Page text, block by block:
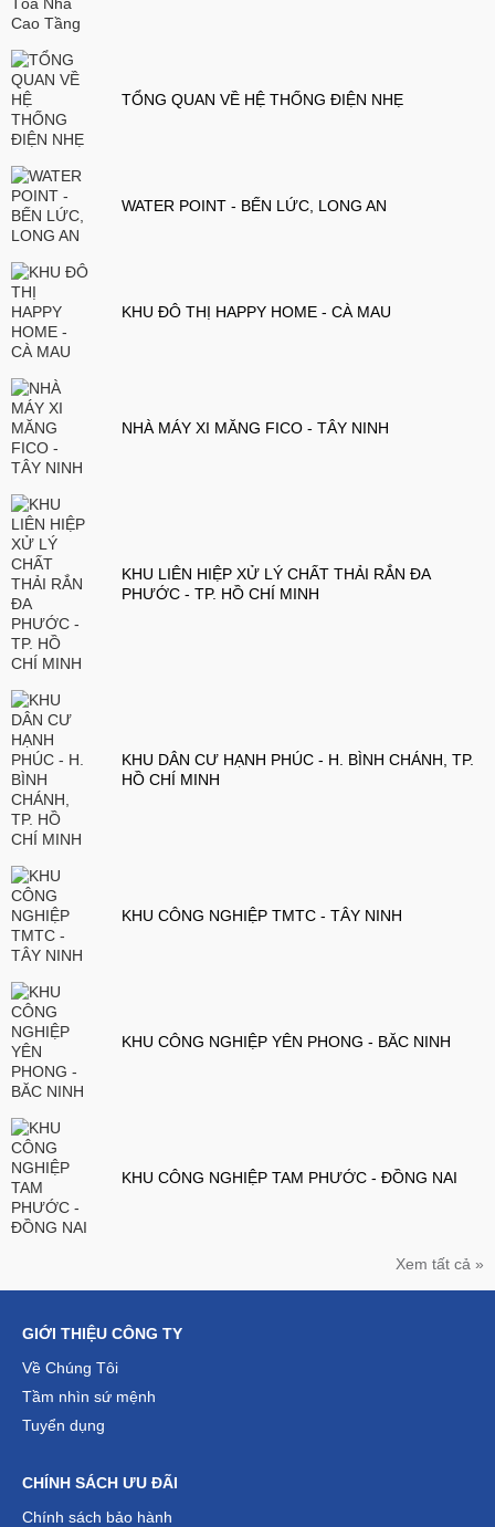
TỔNG QUAN VỀ HỆ THỐNG ĐIỆN NHẸ
WATER POINT - BẾN LỨC, LONG AN
KHU ĐÔ THỊ HAPPY HOME - CÀ MAU
NHÀ MÁY XI MĂNG FICO - TÂY NINH
KHU LIÊN HIỆP XỬ LÝ CHẤT THẢI RẮN ĐA
PHƯỚC - TP. HỒ CHÍ MINH
KHU DÂN CƯ HẠNH PHÚC - H. BÌNH CHÁNH, TP.
HỒ CHÍ MINH
KHU CÔNG NGHIỆP TMTC - TÂY NINH
KHU CÔNG NGHIỆP YÊN PHONG - BĂC NINH
KHU CÔNG NGHIỆP TAM PHƯỚC - ĐỒNG NAI
Xem tất cả »
GIỚI THIỆU CÔNG TY
Về Chúng Tôi
Tầm nhìn sứ mệnh
Tuyển dụng
CHÍNH SÁCH ƯU ĐÃI
Chính sách bảo hành